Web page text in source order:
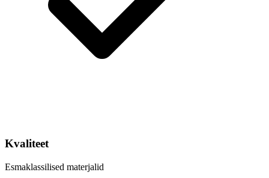
Kvaliteet
Esmaklassilised materjalid